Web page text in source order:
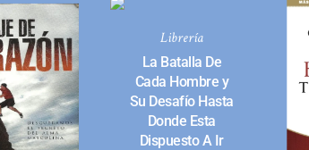
Librería
La Batalla De
Cada Hombre y
Su Desafío Hasta
Donde Esta
Dispuesto A Ir